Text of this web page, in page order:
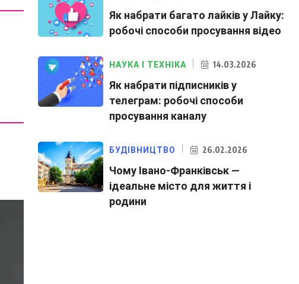
Як набрати багато лайків у Лайку:
робочі способи просування відео
НАУКА І ТЕХНІКА 14.03.2026
Як набрати підписників у
телеграм: робочі способи
просування каналу
БУДІВНИЦТВО 26.02.2026
Чому Івано-Франківськ —
ідеальне місто для життя і
родини